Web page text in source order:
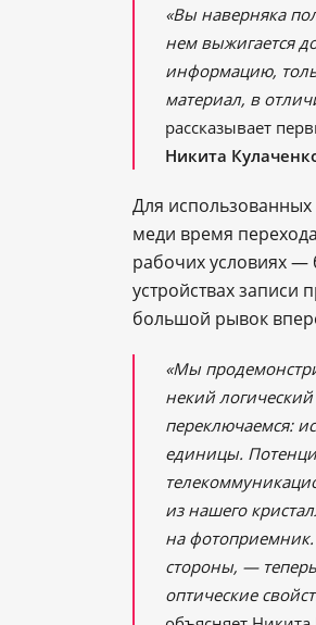
«Вы наверняка
нем выжигается
информацию,
материал, в
рассказывает
Никита
Для
меди время
рабочих условиях —
устройствах
большой рывок
«Мы
некий
переключаемся:
единицы.
из нашего
на
стороны, —
оптические